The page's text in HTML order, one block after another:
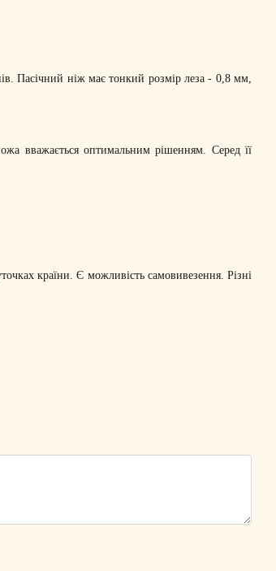
Пасічний ніж має тонкий розмір леза - 0,8 мм,
вважається оптимальним рішенням. Серед її
країни. Є можливість самовивезення. Різні